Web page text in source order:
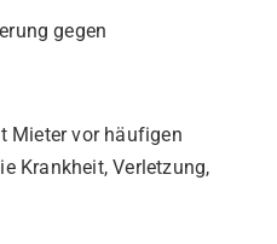
gegen
Mieter vor häufigen
Krankheit, Verletzung,